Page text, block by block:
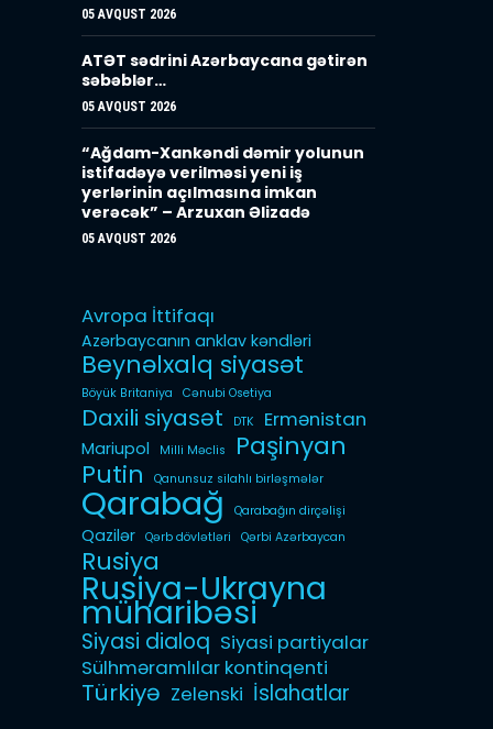
05 AVQUST 2026
ATƏT sədrini Azərbaycana gətirən
səbəblər…
05 AVQUST 2026
“Ağdam-Xankəndi dəmir yolunun
istifadəyə verilməsi yeni iş
yerlərinin açılmasına imkan
verəcək” – Arzuxan Əlizadə
05 AVQUST 2026
Avropa İttifaqı
Azərbaycanın anklav kəndləri
Beynəlxalq siyasət
Böyük Britaniya Cənubi Osetiya
Daxili siyasət DTK Ermənistan
Mariupol Milli Məclis
Paşinyan
Putin
Qanunsuz silahlı birləşmələr
Qarabağ Qarabağın dirçəlişi
Qazilər Qərb dövlətləri Qərbi Azərbaycan
Rusiya
Rusiya-Ukrayna
müharibəsi
Siyasi dialoq Siyasi partiyalar
Sülhməramlılar kontinqenti
Türkiyə Zelenski İslahatlar